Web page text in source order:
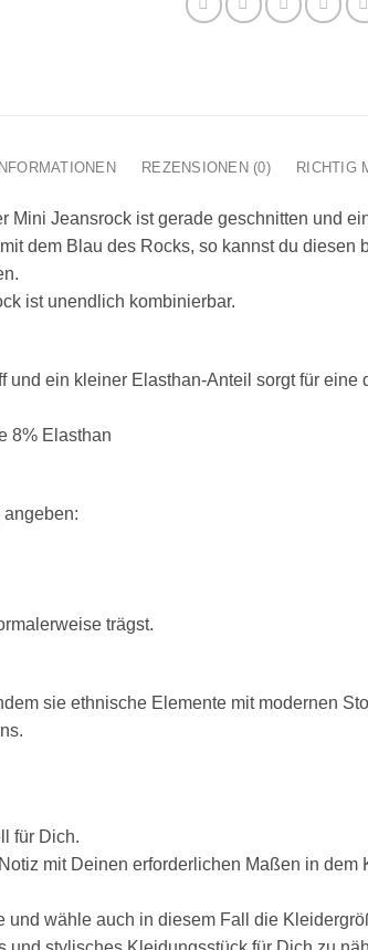
REZENSIONEN (0) RICHTIG
Jeansrock ist gerade geschnitten und
dem Blau des Rocks, so kannst du diesen
ist unendlich kombinierbar.
ein kleiner Elasthan-Anteil sorgt für eine
8% Elasthan
trägst.
sie ethnische Elemente mit modernen
für Dich.
mit Deinen erforderlichen Maßen in dem
wähle auch in diesem Fall die